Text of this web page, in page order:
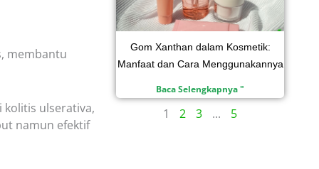
membantu
kolitis ulserativa,
namun efektif
Gom Xanthan dalam Kosmetik:
Manfaat dan Cara Menggunakannya
Baca Selengkapnya "
1 2 3 ... 5